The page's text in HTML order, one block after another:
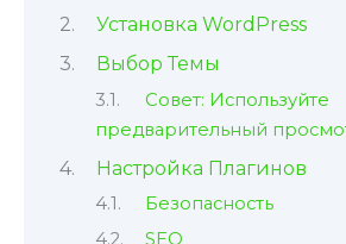
Установка WordPress
Выбор Темы
Совет: Используйте
предварительный
Настройка Плагинов
Безопасность
SEO